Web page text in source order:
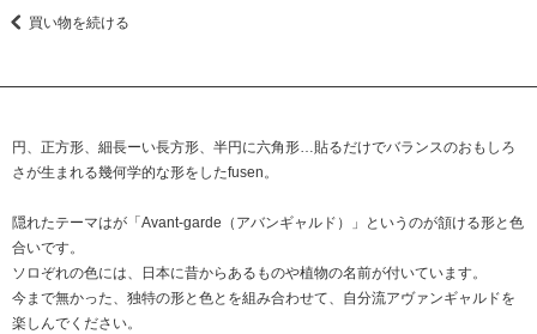
買い物を続ける
円、正方形、細長ーい長方形、半円に六角形…貼るだけでバランスのおもしろ
さが生まれる幾何学的な形をしたfusen。
隠れたテーマはが「Avant-garde（アバンギャルド）」というのが頷ける形と色
合いです。
ソロぞれの色には、日本に昔からあるものや植物の名前が付いています。
今まで無かった、独特の形と色とを組み合わせて、自分流アヴァンギャルドを
楽しんでください。